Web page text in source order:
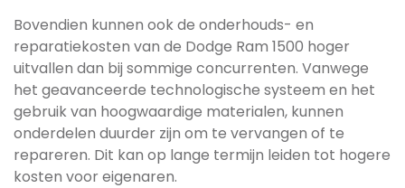
Bovendien kunnen ook de onderhouds- en
reparatiekosten van de Dodge Ram 1500 hoger
uitvallen dan bij sommige concurrenten. Vanwege
het geavanceerde technologische systeem en het
gebruik van hoogwaardige materialen, kunnen
onderdelen duurder zijn om te vervangen of te
repareren. Dit kan op lange termijn leiden tot hogere
kosten voor eigenaren.